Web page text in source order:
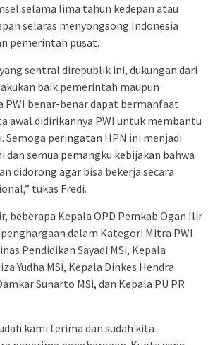
selama lima tahun kedepan atau
selaras menyongsong Indonesia
pemerintah pusat.
sentral direpublik ini, dukungan dari
baik pemerintah maupun
PWI benar-benar dapat bermanfaat
awal didirikannya PWI untuk membantu
Semoga peringatan HPN ini menjadi
semua pemangku kebijakan bahwa
didorong agar bisa bekerja secara
tukas Fredi.
beberapa Kepala OPD Pemkab Ogan Ilir
dalam Kategori Mitra PWI
Pendidikan Sayadi MSi, Kepala
Yudha MSi, Kepala Dinkes Hendra
Sunarto MSi, dan Kepala PU PR
kami terima dan sudah kita